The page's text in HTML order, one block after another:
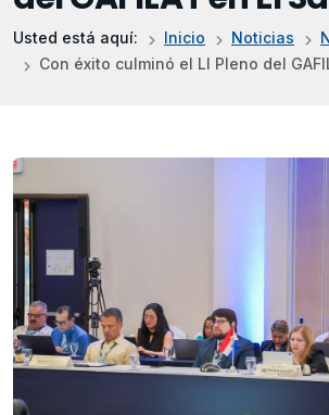
Usted está aquí: Inicio Noticias
Con éxito culminó el LI Pleno del